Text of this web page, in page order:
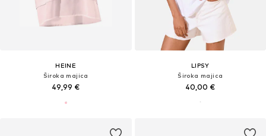
HEINE
Široka majica
49,99 €
LIPSY
Široka majica
40,00 €